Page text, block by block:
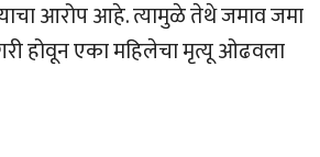
आरोप आहे. त्यामुळे तेथे जमाव जमा
होवून एका महिलेचा मृत्यू ओढवला